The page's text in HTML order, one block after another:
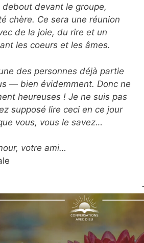
devant le groupe,
chère. Ce sera une réunion
de la joie, du rire et un
les coeurs et les âmes.
des personnes déjà partie
— bien évidemment. Donc ne
heureuses ! Je ne suis pas
supposé lire ceci en ce jour
vous, vous le savez…
votre ami…